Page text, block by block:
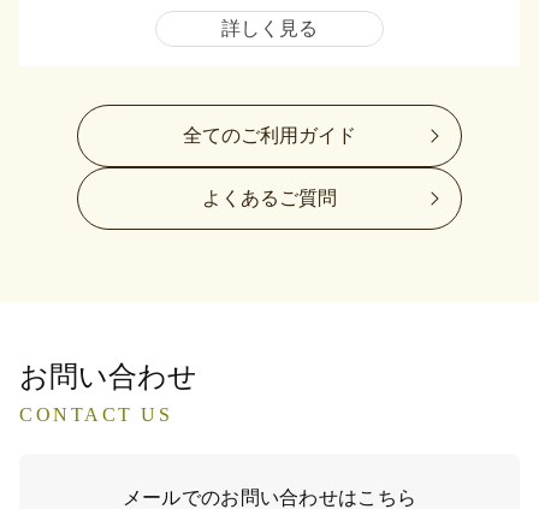
詳しく見る
全てのご利用ガイド
よくあるご質問
お問い合わせ
CONTACT US
メールでのお問い合わせはこちら